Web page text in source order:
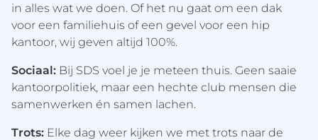
in alles wat we doen. Of het nu gaat om een dak
voor een familiehuis of een gevel voor een hip
kantoor, wij geven altijd 100%.
Sociaal: Bij SDS voel je je meteen thuis. Geen saaie
kantoorpolitiek, maar een hechte club mensen die
samenwerken én samen lachen.
Trots: Elke dag weer kijken we met trots naar de